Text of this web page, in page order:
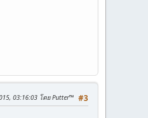
#3
03:16:03 โดย Putter™